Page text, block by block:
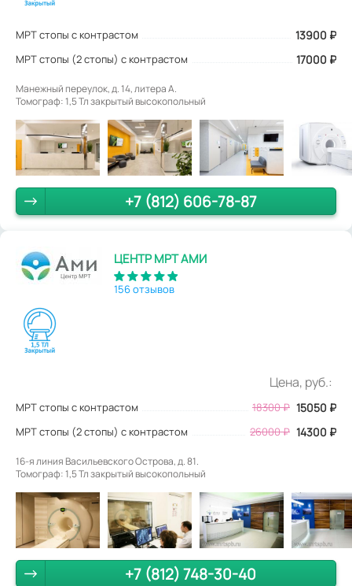
МРТ стопы с контрастом 13900 ₽
МРТ стопы (2 стопы) с контрастом 17000 ₽
Манежный переулок, д. 14, литера А.
Томограф: 1,5 Тл закрытый высокопольный
+7 (812) 606-78-87
ЦЕНТР МРТ АМИ
156 отзывов
Цена, руб.:
МРТ стопы с контрастом 18300₽ 15050 ₽
МРТ стопы (2 стопы) с контрастом 26000 ₽ 14300 ₽
16-я линия Васильевского Острова, д. 81.
Томограф: 1,5 Тл закрытый высокопольный
+7 (812) 748-30-40